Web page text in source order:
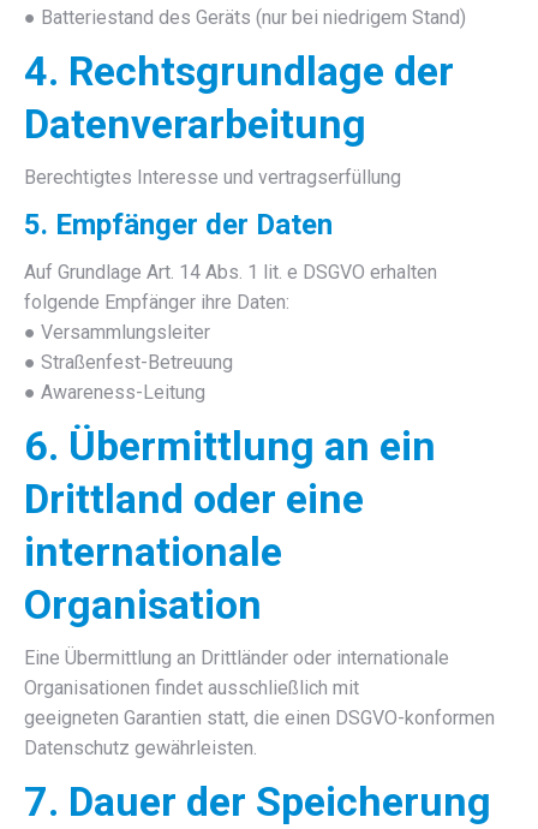
● Batteriestand des Geräts (nur bei niedrigem Stand)
4. Rechtsgrundlage der
Datenverarbeitung
Berechtigtes Interesse und vertragserfüllung
5. Empfänger der Daten
Auf Grundlage Art. 14 Abs. 1 lit. e DSGVO erhalten
folgende Empfänger ihre Daten:
● Versammlungsleiter
● Straßenfest-Betreuung
● Awareness-Leitung
6. Übermittlung an ein
Drittland oder eine
internationale
Organisation
Eine Übermittlung an Drittländer oder internationale
Organisationen findet ausschließlich mit
geeigneten Garantien statt, die einen DSGVO-konformen
Datenschutz gewährleisten.
7. Dauer der Speicherung